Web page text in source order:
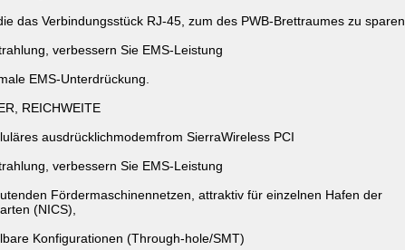
das Verbindungsstück RJ-45, zum des PWB-Brettraumes zu sparen
verbessern Sie EMS-Leistung
EMS-Unterdrückung.
REICHWEITE
ausdrücklichmodemfrom SierraWireless PCI
verbessern Sie EMS-Leistung
Fördermaschinennetzen , attraktiv für einzelnen Hafen der
(NICS),
Konfigurationen (Through-hole/SMT)